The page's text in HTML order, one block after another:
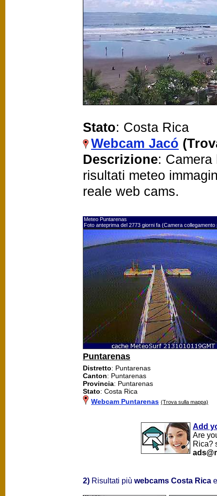
Stato: Costa Rica
Webcam Jacó
Descrizione:
risultati meteo
reale web cams.
Meteo Puntarenas
Foto anteprima del 2773 giorni fa (Camera collegamento
Puntarenas
Distretto: Puntarenas
Canton: Puntarenas
Provincia: Puntarenas
Stato: Costa Rica
Webcam Puntarenas (Trova sulla mappa)
Add
Are
Rica?
2) Risultati più webcams Costa Rica